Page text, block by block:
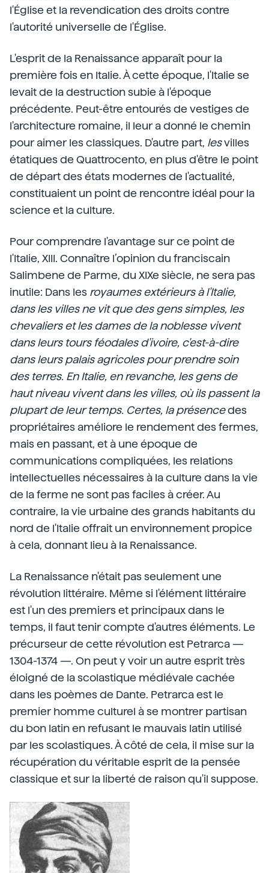
l'Église et la revendication des droits contre
l'autorité universelle de l'Église.
L'esprit de la Renaissance apparaît pour la
première fois en Italie. À cette époque, l'Italie se
levait de la destruction subie à l'époque
précédente. Peut-être entourés de vestiges de
l'architecture romaine, il leur a donné le chemin
pour aimer les classiques. D'autre part, lesvilles
étatiques de Quattrocento, en plus d'être le point
de départ des états modernes de l'actualité,
constituaient un point de rencontre idéal pour la
science et la culture.
Pour comprendre l'avantage sur ce point de
l'Italie, XIII. Connaître l’opinion du franciscain
Salimbene de Parme, du XIXe siècle, ne sera pas
inutile: Dans les royaumes extérieurs à l'Italie,
dans les villes ne vit que des gens simples, les
chevaliers et les dames de la noblesse vivent
dans leurs tours féodales d'ivoire, c'est-à-dire
dans leurs palais agricoles pour prendre soin
des terres. En Italie, en revanche, les gens de
haut niveau vivent dans les villes, où ils passent la
plupart de leur temps. Certes, la présencedes
propriétaires améliore le rendement des fermes,
mais en passant, et à une époque de
communications compliquées, les relations
intellectuelles nécessaires à la culture dans la vie
de la ferme ne sont pas faciles à créer. Au
contraire, la vie urbaine des grands habitants du
nord de l'Italie offrait un environnement propice
à cela, donnant lieu à la Renaissance.
La Renaissance n'était pas seulement une
révolution littéraire. Même si l'élément littéraire
est l'un des premiers et principaux dans le
temps, il faut tenir compte d'autres éléments. Le
précurseur de cette révolution est Petrarca —
1304-1374 —. On peut y voir un autre esprit très
éloigné de la scolastique médiévale cachée
dans les poèmes de Dante. Petrarca est le
premier homme culturel à se montrer partisan
du bon latin en refusant le mauvais latin utilisé
par les scolastiques. À côté de cela, il mise sur la
récupération du véritable esprit de la pensée
classique et sur la liberté de raison qu'il suppose.